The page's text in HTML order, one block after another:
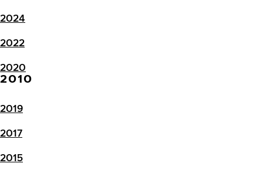
2024
2022
2020
2010
2019
2017
2015